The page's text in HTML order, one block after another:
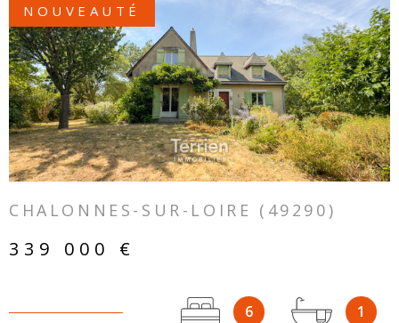
NOUVEAUTÉ
VOIR LE BIEN
CHALONNES-SUR-LOIRE (49290)
339 000 €
6 1